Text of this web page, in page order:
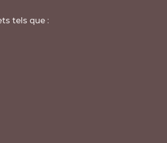
tels que :